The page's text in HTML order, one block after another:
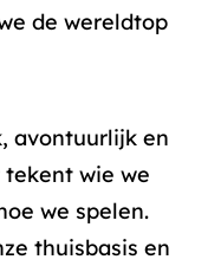
de wereldtop
avontuurlijk en
wie we
we spelen.
thuisbasis en